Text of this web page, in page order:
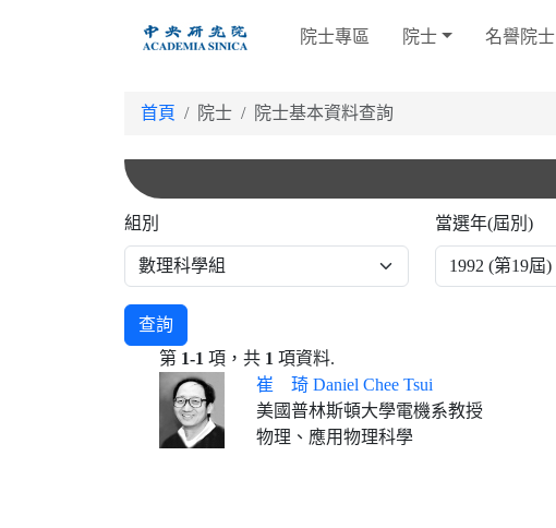
院士專區 院士 名譽院士
首頁 院士 院士基本資料查詢
組別 當選年(屆別)
查詢
第 1-1 項，共 1 項資料.
崔 琦 Daniel Chee Tsui
美國普林斯頓大學電機系教授
物理、應用物理科學